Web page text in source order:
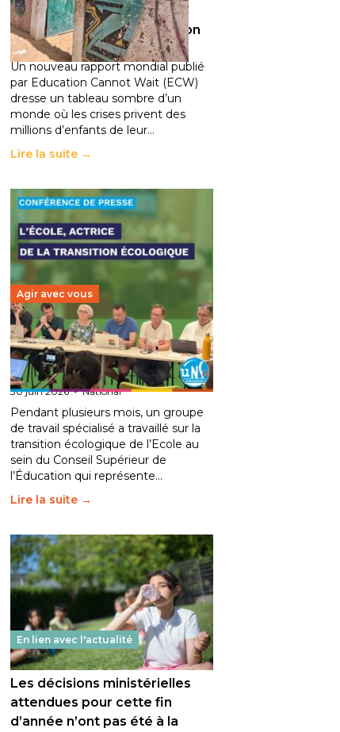
climatiques et des
déplacements de population
11 juillet 2026 -National
Un nouveau rapport mondial publié
par Education Cannot Wait (ECW)
dresse un tableau sombre d’un
monde où les crises privent des
millions d’enfants de leur…
Lire la suite →
Agir avec vous
Transition écologique de
l’éducation : l’UNSA Éducation
fait bouger les lignes
30 juin 2026-National
Pendant plusieurs mois, un groupe
de travail spécialisé a travaillé sur la
transition écologique de l’Ecole au
sein du Conseil Supérieur de
l’Éducation qui représente…
Lire la suite →
En lien avec l'actualité
Les décisions ministérielles
attendues pour cette fin
d’année n’ont pas été à la